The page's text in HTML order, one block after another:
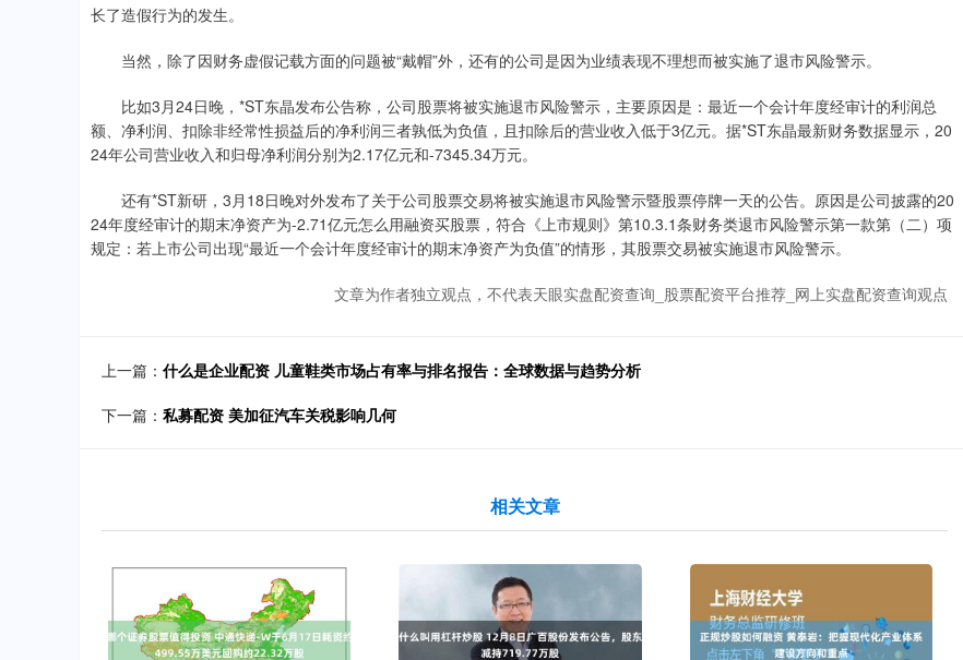
长了造假行为的发生。
当然，除了因财务虚假记载方面的问题被“戴帽”外，还有的公司是因为业绩表现不理想而被实施了退市风险警示。
比如3月24日晚，*ST东晶发布公告称，公司股票将被实施退市风险警示，主要原因是：最近一个会计年度经审计的利润总
额、净利润、扣除非经常性损益后的净利润三者孰低为负值，且扣除后的营业收入低于3亿元。据*ST东晶最新财务数据显示，20
24年公司营业收入和归母净利润分别为2.17亿元和-7345.34万元。
还有*ST新研，3月18日晚对外发布了关于公司股票交易将被实施退市风险警示暨股票停牌一天的公告。原因是公司披露的20
24年度经审计的期末净资产为-2.71亿元怎么用融资买股票，符合《上市规则》第10.3.1条财务类退市风险警示第一款第（二）项
规定：若上市公司出现“最近一个会计年度经审计的期末净资产为负值”的情形，其股票交易被实施退市风险警示。
文章为作者独立观点，不代表天眼实盘配资查询_股票配资平台推荐_网上实盘配资查询观点
上一篇： 什么是企业配资 儿童鞋类市场占有率与排名报告：全球数据与趋势分析
下一篇： 私募配资 美加征汽车关税影响几何
相关文章